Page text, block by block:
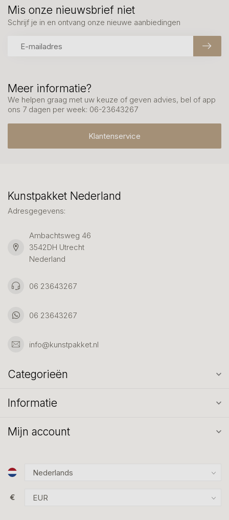
Meer informatie?
We helpen graag met uw keuze of geven advies, bel of app
ons 7 dagen per week: 06-23643267
Klantenservice
Mis onze nieuwsbrief niet
Schrijf je in en ontvang onze nieuwe aanbiedingen
Kunstpakket Nederland
Adresgegevens:
Ambachtsweg 46
3542DH Utrecht
Nederland
06 23643267
06 23643267
info@kunstpakket.nl
Categorieën
Informatie
Mijn account
€